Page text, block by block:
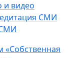
и видео
СМИ
«Собственная